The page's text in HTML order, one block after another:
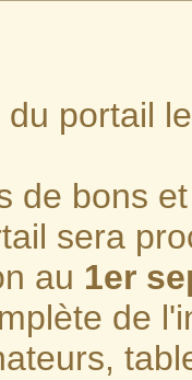
portail
de bons
sera
au 1er
de